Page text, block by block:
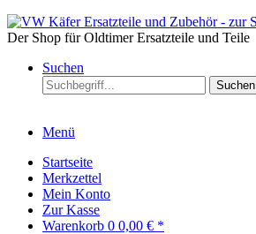
Der Shop für Oldtimer Ersatzteile und Teile
Suchen
Suchen
Menü
Startseite
Merkzettel
Mein Konto
Zur Kasse
Warenkorb 0 0,00 € *